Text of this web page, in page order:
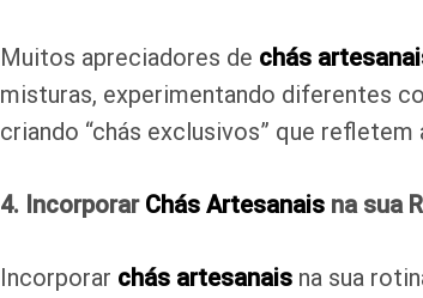
Muitos apreciadores de chás
misturas, experimentando diferentes
criando “chás exclusivos” que
4. Incorporar Chás Artesanais na sua
Incorporar chás artesanais na sua